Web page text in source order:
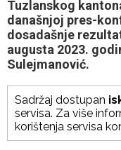
Tuzlanskog
današnjoj pres-
dosadašnje
augusta 2023.
Sulejmanović.
Sadržaj dostupan
servisa. Za više
korištenja servisa